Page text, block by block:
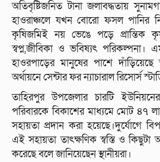
অতিবৃষ্টিজনিত টানা জলাবদ্ধতায়
হাওরাঞ্চলে যখন বোরো ফসল পানির
কৃষিজমিই নয় ভেঙে পড়ে প্রান্তিক
স্বপ্ন,জীবিকা ও ভবিষ্যৎ পরিকল্পনা।
হাওরপাড়ের মানুষের পাশে দাঁড়িয়েছে
অর্থায়নে সেন্টার ফর ন্যাচারাল রিসোর্স
তাহিরপুর উপজেলার চারটি
পরিবারকে বিকাশের মাধ্যমে মোট ৪৭
সহায়তা প্রদান করা হয়েছে।দুর্যোগে
এই সহায়তা তাৎক্ষণিক স্বস্তি ও কিছুটা
করেছে বলে জানিয়েছেন স্থানীয়রা।